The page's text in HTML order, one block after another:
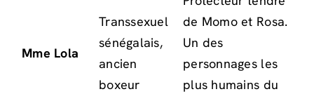
Mme Lola
Transsexuel
sénégalais,
ancien
boxeur
de Momo et Rosa.
Un des
personnages les
plus humains du